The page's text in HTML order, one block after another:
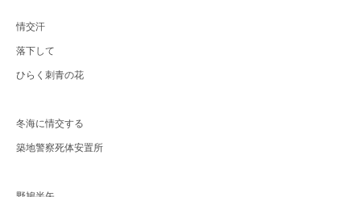
情交汗
落下して
ひらく刺青の花
冬海に情交する
築地警察死体安置所